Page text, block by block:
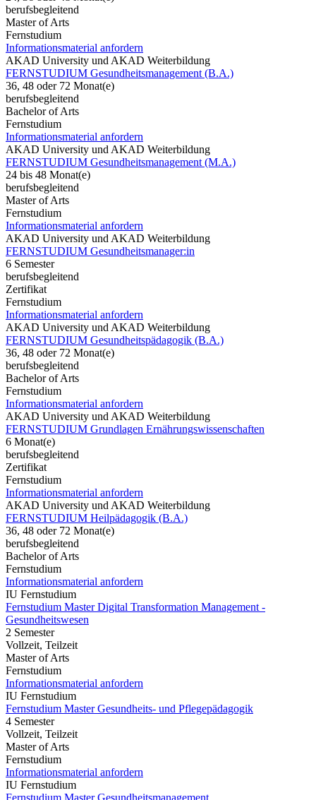
berufsbegleitend
Master of Arts
Fernstudium
Informationsmaterial anfordern
AKAD University und AKAD Weiterbildung
FERNSTUDIUM Gesundheitsmanagement (B.A.)
36, 48 oder 72 Monat(e)
berufsbegleitend
Bachelor of Arts
Fernstudium
Informationsmaterial anfordern
AKAD University und AKAD Weiterbildung
FERNSTUDIUM Gesundheitsmanagement (M.A.)
24 bis 48 Monat(e)
berufsbegleitend
Master of Arts
Fernstudium
Informationsmaterial anfordern
AKAD University und AKAD Weiterbildung
FERNSTUDIUM Gesundheitsmanager:in
6 Semester
berufsbegleitend
Zertifikat
Fernstudium
Informationsmaterial anfordern
AKAD University und AKAD Weiterbildung
FERNSTUDIUM Gesundheitspädagogik (B.A.)
36, 48 oder 72 Monat(e)
berufsbegleitend
Bachelor of Arts
Fernstudium
Informationsmaterial anfordern
AKAD University und AKAD Weiterbildung
FERNSTUDIUM Grundlagen Ernährungswissenschaften
6 Monat(e)
berufsbegleitend
Zertifikat
Fernstudium
Informationsmaterial anfordern
AKAD University und AKAD Weiterbildung
FERNSTUDIUM Heilpädagogik (B.A.)
36, 48 oder 72 Monat(e)
berufsbegleitend
Bachelor of Arts
Fernstudium
Informationsmaterial anfordern
IU Fernstudium
Fernstudium Master Digital Transformation Management -
Gesundheitswesen
2 Semester
Vollzeit, Teilzeit
Master of Arts
Fernstudium
Informationsmaterial anfordern
IU Fernstudium
Fernstudium Master Gesundheits- und Pflegepädagogik
4 Semester
Vollzeit, Teilzeit
Master of Arts
Fernstudium
Informationsmaterial anfordern
IU Fernstudium
Fernstudium Master Gesundheitsmanagement